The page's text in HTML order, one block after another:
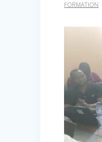
FORMATION